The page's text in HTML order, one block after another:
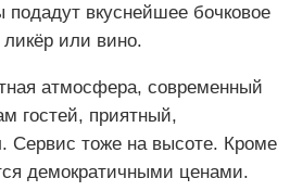
вкуснейшее бочковое
или вино.
атмосфера, современный
гостей, приятный,
Сервис тоже на высоте. Кроме
демократичными ценами.